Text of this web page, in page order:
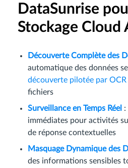
DataSunrise
Stockage Cloud
Découverte Complète des
automatique des données
découverte pilotée par OCR
fichiers
Surveillance en Temps Réel :
immédiates pour activités
de réponse contextuelles
Masquage Dynamique des
des informations sensibles